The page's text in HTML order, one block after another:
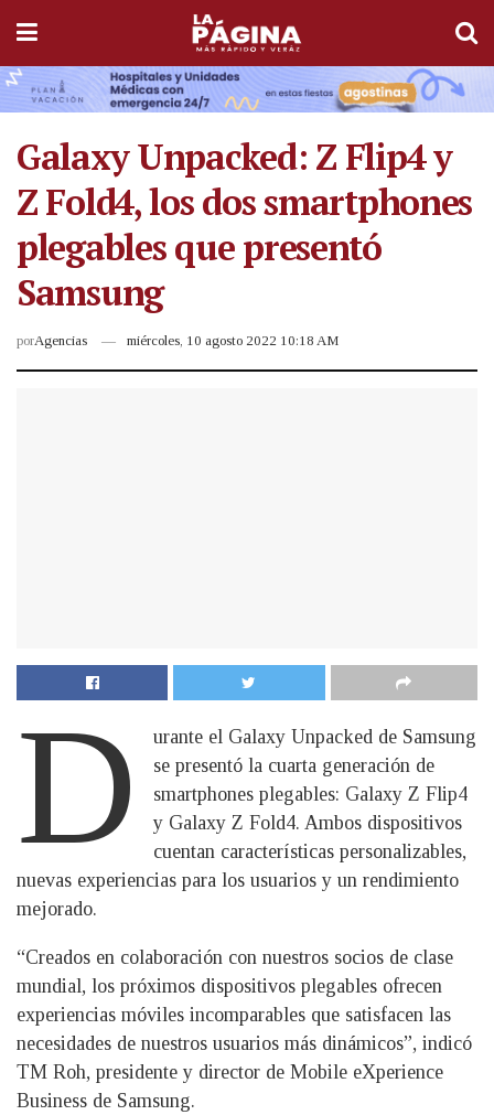
Galaxy Unpacked: Z Flip4 y
Z Fold4, los dos smartphones
plegables que presentó
Samsung
porAgencias miércoles, 10 agosto 2022 10:18 AM
D
urante el Galaxy Unpacked de Samsung
se presentó la cuarta generación de
smartphones plegables: Galaxy Z Flip4
y Galaxy Z Fold4. Ambos dispositivos
cuentan características personalizables,
nuevas experiencias para los usuarios y un rendimiento
mejorado.
“Creados en colaboración con nuestros socios de clase
mundial, los próximos dispositivos plegables ofrecen
experiencias móviles incomparables que satisfacen las
necesidades de nuestros usuarios más dinámicos”, indicó
TM Roh, presidente y director de Mobile eXperience
Business de Samsung.